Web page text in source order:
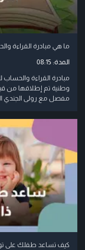
ما هي مبادرة القراءة
المدة: 08:15
وطنية تم إطلاقها من قبل
مفصل مع رولى الجندي
كيف تساعد طفلك على